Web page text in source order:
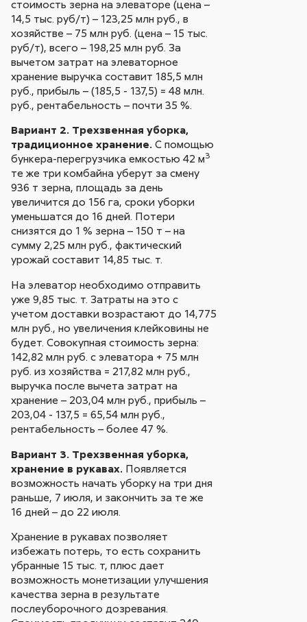
стоимость зерна на элеваторе (цена –
14,5 тыс. руб/т) – 123,25 млн руб., в
хозяйстве – 75 млн руб. (цена – 15 тыс.
руб/т), всего – 198,25 млн руб. За
вычетом затрат на элеваторное
хранение выручка составит 185,5 млн
руб., прибыль – (185,5 - 137,5) = 48 млн.
руб., рентабельность – почти 35 %.
Вариант 2. Трехзвенная уборка,
традиционное хранение. С помощью
бункера-перегрузчика емкостью 42 м3
те же три комбайна уберут за смену
936 т зерна, площадь за день
увеличится до 156 га, сроки уборки
уменьшатся до 16 дней. Потери
снизятся до 1 % зерна – 150 т – на
сумму 2,25 млн руб., фактический
урожай составит 14,85 тыс. т.
На элеватор необходимо отправить
уже 9,85 тыс. т. Затраты на это с
учетом доставки возрастают до 14,775
млн руб., но увеличения клейковины не
будет. Совокупная стоимость зерна:
142,82 млн руб. с элеватора + 75 млн
руб. из хозяйства = 217,82 млн руб.,
выручка после вычета затрат на
хранение – 203,04 млн руб., прибыль –
203,04 - 137,5 = 65,54 млн руб.,
рентабельность – более 47 %.
Вариант 3. Трехзвенная уборка,
хранение в рукавах. Появляется
возможность начать уборку на три дня
раньше, 7 июля, и закончить за те же
16 дней – до 22 июля.
Хранение в рукавах позволяет
избежать потерь, то есть сохранить
убранные 15 тыс. т, плюс дает
возможность монетизации улучшения
качества зерна в результате
послеуборочного дозревания.